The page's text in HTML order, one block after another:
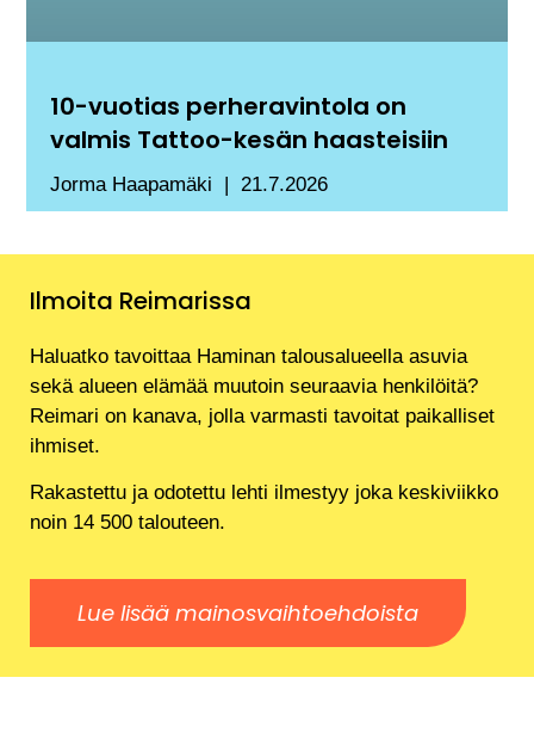
10-vuotias perheravintola on
valmis Tattoo-kesän haasteisiin
Jorma Haapamäki 21.7.2026
Ilmoita Reimarissa
Haluatko tavoittaa Haminan talousalueella asuvia
sekä alueen elämää muutoin seuraavia henkilöitä?
Reimari on kanava, jolla varmasti tavoitat paikalliset
ihmiset.
Rakastettu ja odotettu lehti ilmestyy joka keskiviikko
noin 14 500 talouteen.
Lue lisää mainosvaihtoehdoista